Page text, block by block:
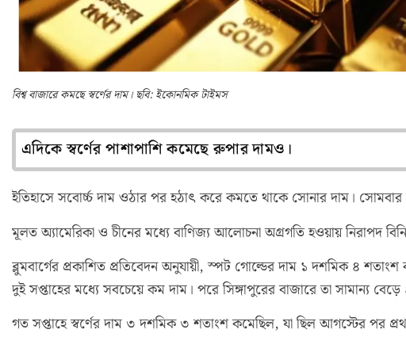
বিশ্ব বাজারে কমছে স্বর্ণের দাম। ছবি: ইকোনমিক টাইমস
এদিকে স্বর্ণের পাশাপাশি কমেছে রুপার দামও।
ইতিহাসে সবোর্চ্চ দাম ওঠার পর হঠাৎ করে কমতে থাকে সোনার দাম।
মূলত অ্যামেরিকা ও চীনের মধ্যে বাণিজ্য আলোচনা অগ্রগতি হওয়ায় নিরাপদ
ব্লুমবার্গের প্রকাশিত প্রতিবেদন অনুযায়ী, স্পট গোল্ডের দাম ১ দশমিক ৪
দুই সপ্তাহের মধ্যে সবচেয়ে কম দাম। পরে সিঙ্গাপুরের বাজারে তা সামান্য
গত সপ্তাহে স্বর্ণের দাম ৩ দশমিক ৩ শতাংশ কমেছিল, যা ছিল আগস্টের পর